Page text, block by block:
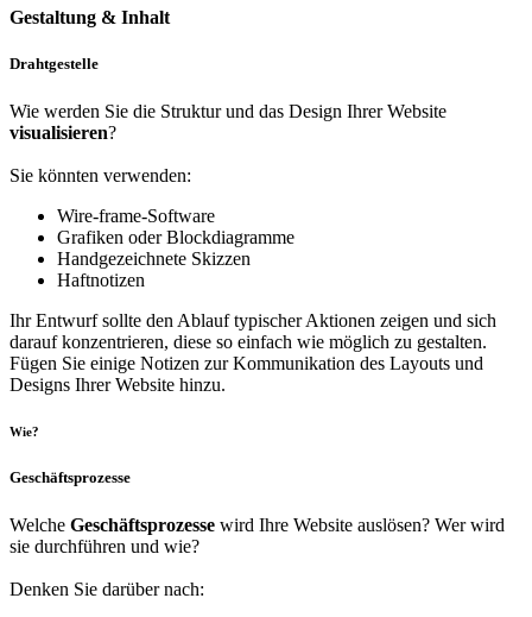
Gestaltung & Inhalt
Drahtgestelle
Wie werden Sie die Struktur und das Design Ihrer Website
visualisieren?
Sie könnten verwenden:
Wire-frame-Software
Grafiken oder Blockdiagramme
Handgezeichnete Skizzen
Haftnotizen
Ihr Entwurf sollte den Ablauf typischer Aktionen zeigen und sich
darauf konzentrieren, diese so einfach wie möglich zu gestalten.
Fügen Sie einige Notizen zur Kommunikation des Layouts und
Designs Ihrer Website hinzu.
Wie?
Geschäftsprozesse
Welche Geschäftsprozesse wird Ihre Website auslösen? Wer wird
sie durchführen und wie?
Denken Sie darüber nach: